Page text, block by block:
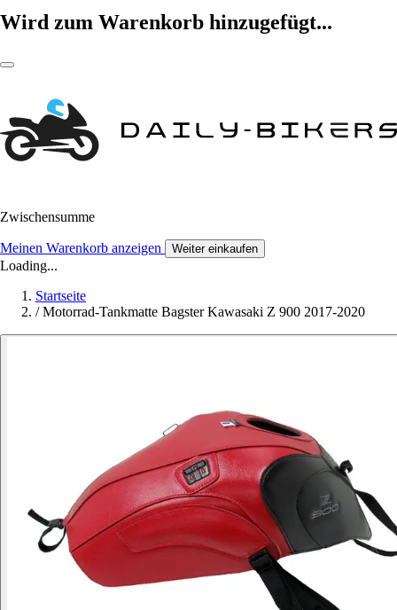
Wird zum Warenkorb hinzugefügt...
Zwischensumme
Meinen Warenkorb anzeigen Weiter einkaufen
Loading...
Startseite
/ Motorrad-Tankmatte Bagster Kawasaki Z 900 2017-2020